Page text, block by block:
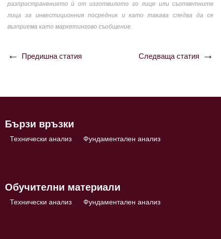
разпространението ѝ от изготвилото го лице или съответните
лица за инвестиционния посредник и като такава следва да се
възприема като маркетингово съобщение.
Навигация
Предишна статия Следваща статия
Бързи връзки
Технически анализ Фундаментален анализ
Обучителни материали
Технически анализ Фундаментален анализ